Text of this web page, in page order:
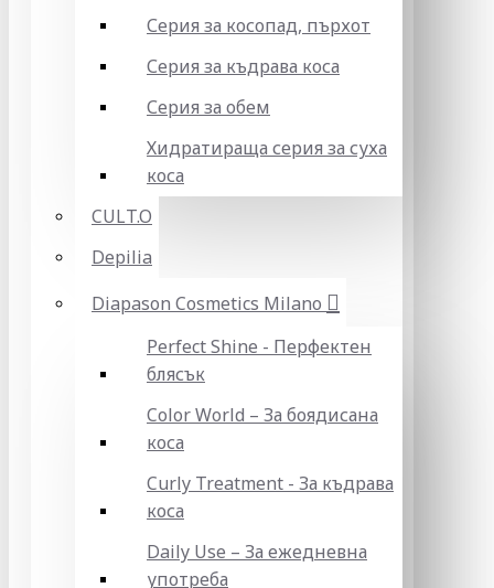
Серия за косопад, пърхот
Серия за къдрава коса
Серия за обем
Хидратираща серия за суха
коса
CULT.O
Depilia
Diapason Cosmetics Milano
Perfect Shine - Перфектен
блясък
Color World – За боядисана
коса
Curly Treatment - За къдрава
коса
Daily Use – За ежедневна
употреба